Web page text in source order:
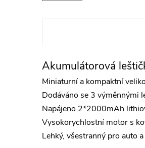
Akumulátorová
Miniaturní a kompaktní
Dodáváno se 3 výměnnými
Napájeno 2*2000mAh
Vysokorychlostní motor s
Lehký, všestranný pro auto